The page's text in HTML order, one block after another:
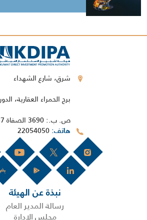
شرق، شارع الشهداء
برج الحمراء العقارية، الدور 44
ص. ب.: 3690 الصفاة 13037
هاتف
نبذة عن الهيئة
رسالة المدير العام
مجلس الإدارة